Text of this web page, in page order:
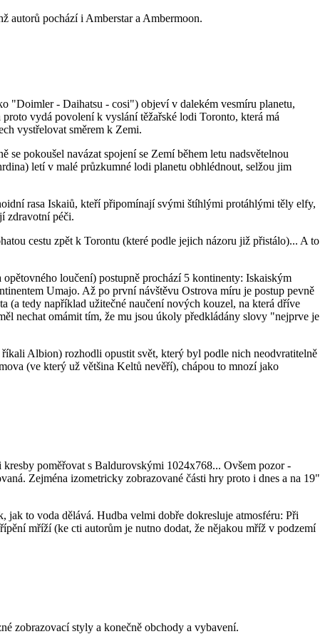
autorů pochází i Amberstar a Ambermoon.
"Doimler - Daihatsu - cosi") objeví v dalekém vesmíru planetu,
vydá povolení k vyslání těžařské lodi Toronto, která má
vystřelovat směrem k Zemi.
pokoušel navázat spojení se Zemí během letu nadsvětelnou
letí v malé průzkumné lodi planetu obhlédnout, selžou jim
rasa Iskaiů, kteří připomínají svými štíhlými protáhlými těly elfy,
zdravotní péči.
cestu zpět k Torontu (které podle jejich názoru již přistálo)... A to
loučení) postupně prochází 5 kontinenty: Iskaiským
Umajo. Až po první návštěvu Ostrova míru je postup pevně
(a tedy například užitečné naučení nových kouzel, na která dříve
nechat omámit tím, že mu jsou úkoly předkládány slovy "nejprve je
Albion) rozhodli opustit svět, který byl podle nich neodvratitelně
(ve který už většina Keltů nevěří), chápou to mnozí jako
poměřovat s Baldurovskými 1024x768... Ovšem pozor -
Zejména izometricky zobrazované části hry proto i dnes a na 19"
to voda dělává. Hudba velmi dobře dokresluje atmosféru: Při
mříží (ke cti autorům je nutno dodat, že nějakou mříž v podzemí
zobrazovací styly a konečně obchody a vybavení.